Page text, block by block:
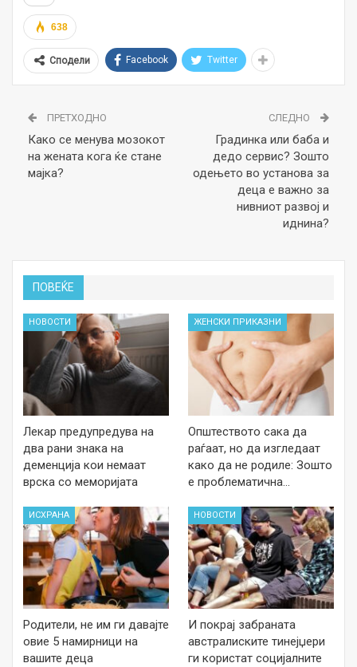
638
Сподели Facebook Twitter
ПРЕТХОДНО
Како се менува мозокот
на жената кога ќе стане
мајка?
СЛЕДНО
Градинка или баба и
дедо сервис? Зошто
одењето во установа за
деца е важно за
нивниот развој и
иднина?
ПОВЕЌЕ
НОВОСТИ
Лекар предупредува на
два рани знака на
деменција кои немаат
врска со меморијата
ЖЕНСКИ ПРИКАЗНИ
Општеството сака да
раѓаат, но да изгледаат
како да не родиле: Зошто
е проблематична…
ИСХРАНА
Родители, не им ги давајте
овие 5 намирници на
вашите деца
НОВОСТИ
И покрај забраната
австралиските тинејџери
ги користат социјалните